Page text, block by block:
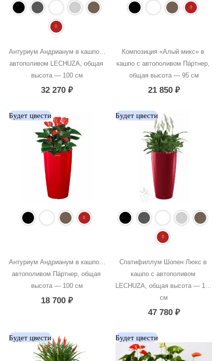
Антуриум Андрианум в кашпо с
автополивом LECHUZA, общая
высота — 100 см
32 270₽
Композиция «Алый микс» в
кашпо с автополивом Пáртнер,
общая высота — 95 см
21 850 ₽
Будет цвести
Антуриум Андрианум в кашпо с
автополивом Пáртнер, общая
высота — 100 см
18 700₽
Будет цвести
Спатифиллум Шопен Люкс в
кашпо с автополивом
LECHUZA, общая высота — 140
см
47 780 ₽
Будет цвести Будет цвести